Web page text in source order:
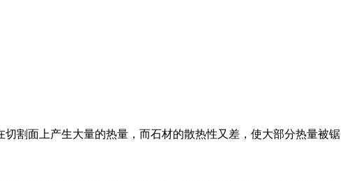
割面上产生大量的热量，而石材的散热性又差，使大部分热量被锯